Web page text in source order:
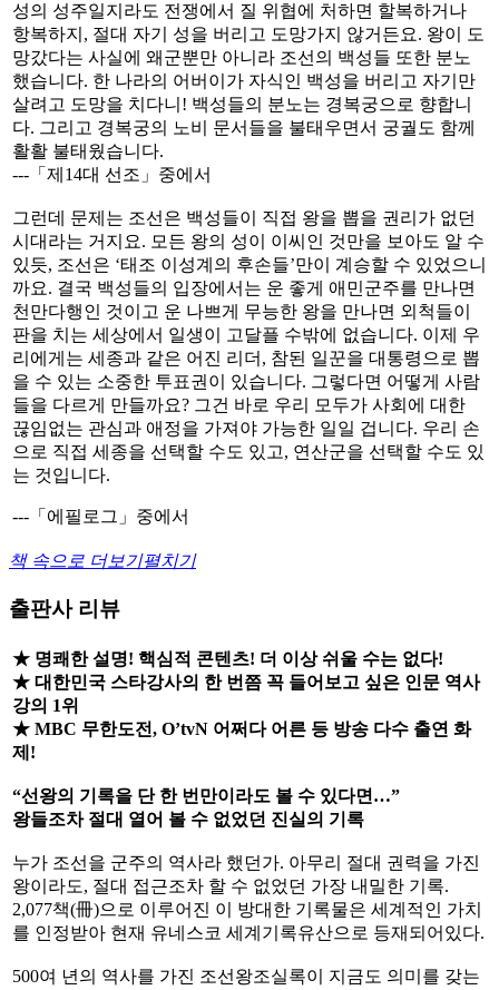
성의 성주일지라도 전쟁에서 질 위협에 처하면 할복하거나
항복하지, 절대 자기 성을 버리고 도망가지 않거든요. 왕이 도
망갔다는 사실에 왜군뿐만 아니라 조선의 백성들 또한 분노
했습니다. 한 나라의 어버이가 자식인 백성을 버리고 자기만
살려고 도망을 치다니! 백성들의 분노는 경복궁으로 향합니
다. 그리고 경복궁의 노비 문서들을 불태우면서 궁궐도 함께
활활 불태웠습니다.
---「제14대 선조」중에서
그런데 문제는 조선은 백성들이 직접 왕을 뽑을 권리가 없던
시대라는 거지요. 모든 왕의 성이 이씨인 것만을 보아도 알 수
있듯, 조선은 ‘태조 이성계의 후손들’만이 계승할 수 있었으니
까요. 결국 백성들의 입장에서는 운 좋게 애민군주를 만나면
천만다행인 것이고 운 나쁘게 무능한 왕을 만나면 외척들이
판을 치는 세상에서 일생이 고달플 수밖에 없습니다. 이제 우
리에게는 세종과 같은 어진 리더, 참된 일꾼을 대통령으로 뽑
을 수 있는 소중한 투표권이 있습니다. 그렇다면 어떻게 사람
들을 다르게 만들까요? 그건 바로 우리 모두가 사회에 대한
끊임없는 관심과 애정을 가져야 가능한 일일 겁니다. 우리 손
으로 직접 세종을 선택할 수도 있고, 연산군을 선택할 수도 있
는 것입니다.
---「에필로그」중에서
책 속으로 더보기펼치기
출판사 리뷰
★ 명쾌한 설명! 핵심적 콘텐츠! 더 이상 쉬울 수는 없다!
★ 대한민국 스타강사의 한 번쯤 꼭 들어보고 싶은 인문 역사
강의 1위
★ MBC 무한도전, O’tvN 어쩌다 어른 등 방송 다수 출연 화
제!
“선왕의 기록을 단 한 번만이라도 볼 수 있다면…”
왕들조차 절대 열어 볼 수 없었던 진실의 기록
누가 조선을 군주의 역사라 했던가. 아무리 절대 권력을 가진
왕이라도, 절대 접근조차 할 수 없었던 가장 내밀한 기록.
2,077책(冊)으로 이루어진 이 방대한 기록물은 세계적인 가치
를 인정받아 현재 유네스코 세계기록유산으로 등재되어있다.
500여 년의 역사를 가진 조선왕조실록이 지금도 의미를 갖는